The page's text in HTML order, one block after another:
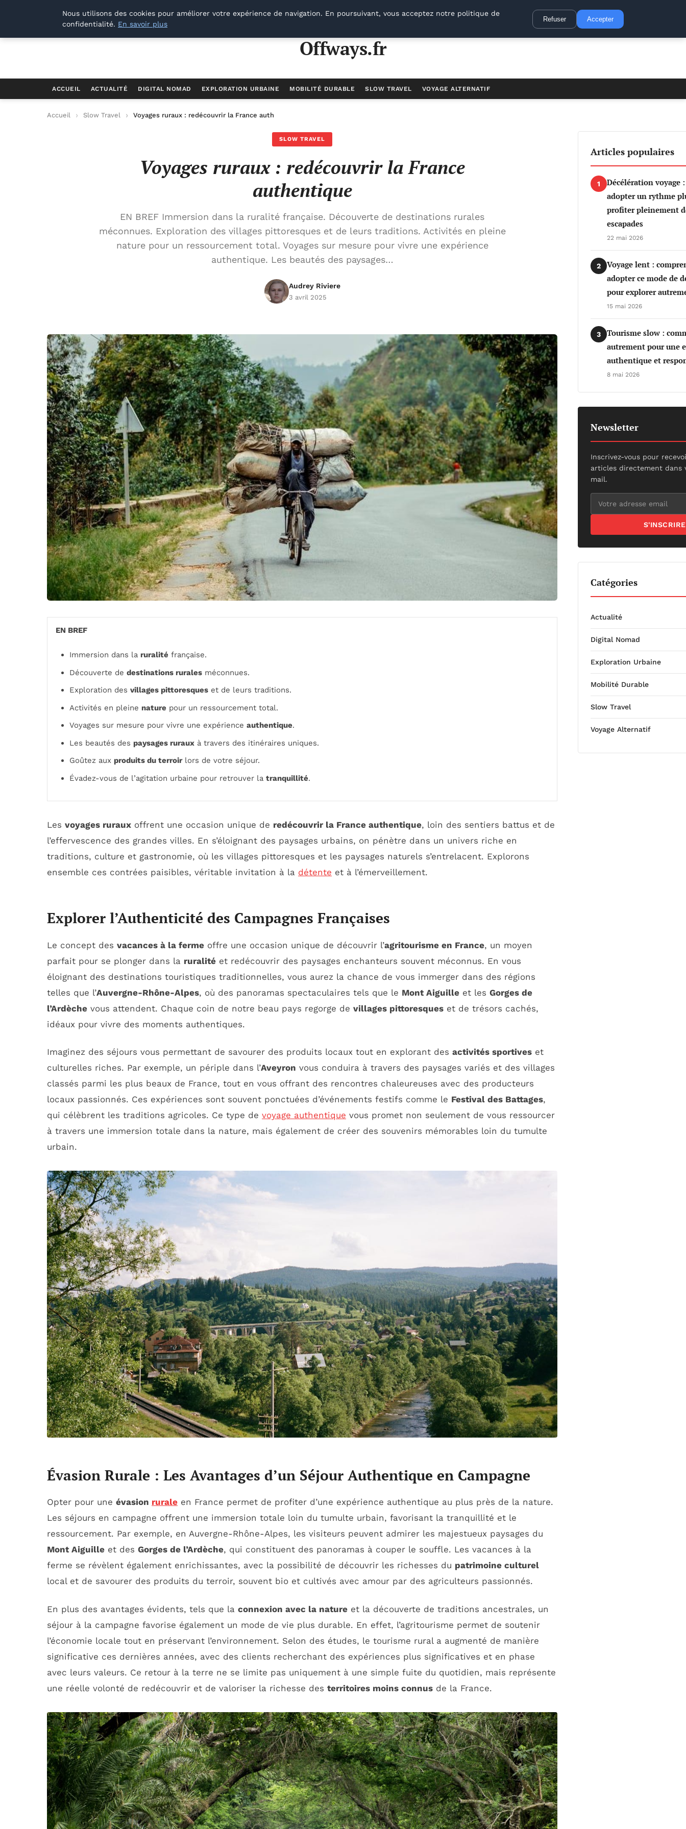
Offways.fr
Offways.fr
ACCUEIL ACTUALITÉ DIGITAL NOMAD EXPLORATION URBAINE MOBILITÉ DURABLE SLOW TRAVEL VOYAGE ALTERNATIF
Accueil Slow Travel Voyages ruraux : redécouvrir la France authentique
SLOW TRAVEL
Voyages ruraux : redécouvrir la France
authentique
EN BREF Immersion dans la ruralité française. Découverte de destinations rurales
méconnues. Exploration des villages pittoresques et de leurs traditions. Activités en pleine
nature pour un ressourcement total. Voyages sur mesure pour vivre une expérience
authentique. Les beautés des paysages…
Audrey Riviere
3 avril 2025
EN BREF
Immersion dans la ruralité française.
Découverte de destinations rurales méconnues.
Exploration des villages pittoresques et de leurs traditions.
Activités en pleine nature pour un ressourcement total.
Voyages sur mesure pour vivre une expérience authentique.
Les beautés des paysages ruraux à travers des itinéraires uniques.
Goûtez aux produits du terroirlors de votre séjour.
Évadez-vous de l’agitation urbaine pour retrouver la tranquillité.
Les voyages ruraux offrent une occasion unique de redécouvrir la France authentique, loin des sentiers battus et de
l’effervescence des grandes villes. En s’éloignant des paysages urbains, on pénètre dans un univers riche en
traditions, culture et gastronomie, où les villages pittoresques et les paysages naturels s’entrelacent. Explorons
ensemble ces contrées paisibles, véritable invitation à la détente et à l’émerveillement.
Explorer l’Authenticité des Campagnes Françaises
Le concept des vacances à la ferme offre une occasion unique de découvrir l’agritourisme en France, un moyen
parfait pour se plonger dans la ruralité et redécouvrir des paysages enchanteurs souvent méconnus. En vous
éloignant des destinations touristiques traditionnelles, vous aurez la chance de vous immerger dans des régions
telles que l’Auvergne-Rhône-Alpes, où des panoramas spectaculaires tels que le Mont Aiguille et les Gorges de
l’Ardèche vous attendent. Chaque coin de notre beau pays regorge de villages pittoresques et de trésors cachés,
idéaux pour vivre des moments authentiques.
Imaginez des séjours vous permettant de savourer des produits locaux tout en explorant des activités sportives et
culturelles riches. Par exemple, un périple dans l’Aveyron vous conduira à travers des paysages variés et des villages
classés parmi les plus beaux de France, tout en vous offrant des rencontres chaleureuses avec des producteurs
locaux passionnés. Ces expériences sont souvent ponctuées d’événements festifs comme le Festival des Battages,
qui célèbrent les traditions agricoles. Ce type de voyage authentique vous promet non seulement de vous ressourcer
à travers une immersion totale dans la nature, mais également de créer des souvenirs mémorables loin du tumulte
urbain.
Évasion Rurale : Les Avantages d’un Séjour Authentique en Campagne
Opter pour une évasion rurale en France permet de profiter d’une expérience authentique au plus près de la nature.
Les séjours en campagne offrent une immersion totale loin du tumulte urbain, favorisant la tranquillité et le
ressourcement. Par exemple, en Auvergne-Rhône-Alpes, les visiteurs peuvent admirer les majestueux paysages du
Mont Aiguille et des Gorges de l’Ardèche, qui constituent des panoramas à couper le souffle. Les vacances à la
ferme se révèlent également enrichissantes, avec la possibilité de découvrir les richesses du patrimoine culturel
local et de savourer des produits du terroir, souvent bio et cultivés avec amour par des agriculteurs passionnés.
En plus des avantages évidents, tels que la connexion avec la nature et la découverte de traditions ancestrales, un
séjour à la campagne favorise également un mode de vie plus durable. En effet, l’agritourisme permet de soutenir
l’économie locale tout en préservant l’environnement. Selon des études, le tourisme rural a augmenté de manière
significative ces dernières années, avec des clients recherchant des expériences plus significatives et en phase
avec leurs valeurs. Ce retour à la terre ne se limite pas uniquement à une simple fuite du quotidien, mais représente
une réelle volonté de redécouvrir et de valoriser la richesse des territoires moins connus de la France.
Articles populaires
1
Décélération voyage
adopter un rythme
profiter pleinement
escapades
22 mai 2026
2
Voyage lent :
adopter ce mode de
pour explorer
15 mai 2026
3
Tourisme slow :
autrement pour une
authentique et
8 mai 2026
Newsletter
Inscrivez-vous pour
articles directement dans
mail.
S'INSCRIRE
Catégories
Actualité
Digital Nomad
Exploration Urbaine
Mobilité Durable
Slow Travel
Voyage Alternatif
Nous utilisons des cookies pour améliorer votre expérience de navigation. En poursuivant, vous acceptez notre politique de
confidentialité. En savoir plus
Refuser Accepter